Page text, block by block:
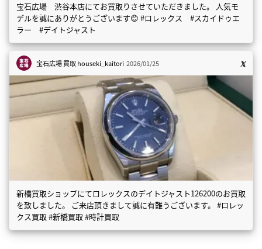
宝石広場 渋谷本店にてお買取りさせていただきました。 人気モ
デルを誠にありがとうございます😊 #ロレックス #スカイドゥエ
ラー #デイトジャスト
宝石広場 買取houseki_kaitori 2026/01/25
新橋買取ショップにてロレックスのデイトジャスト126200のお買取
を致しました。 ご来店頂きまして誠に有難うございます。 #ロレッ
クス買取 #新橋買取 #時計買取